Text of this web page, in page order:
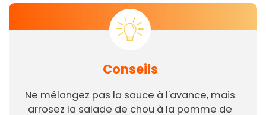
Conseils
Ne mélangez pas la sauce à l'avance, mais
arrosez la salade de chou à la pomme de